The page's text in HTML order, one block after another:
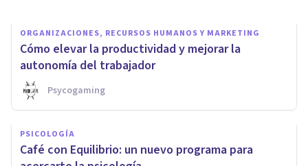
ORGANIZACIONES, RECURSOS HUMANOS Y MARKETING
Cómo elevar la productividad y mejorar la
autonomía del trabajador
Psycogaming
PSICOLOGÍA
Café con Equilibrio: un nuevo programa para
¿Pueden los videojuegos ser